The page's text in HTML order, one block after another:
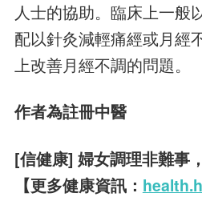
人士的協助。臨床上一般
配以針灸減輕痛經或月經
上改善月經不調的問題。
作者為註冊中醫
[信健康] 婦女調理非難事
【更多健康資訊：